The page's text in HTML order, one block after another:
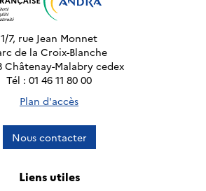
1/7, rue Jean Monnet
de la Croix-Blanche
Châtenay-Malabry cedex
Tél : 01 46 11 80 00
Plan d'accès
Nous contacter
Liens utiles